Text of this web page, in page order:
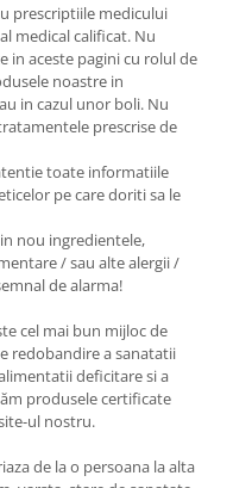
prescriptiile medicului
medical calificat. Nu
in aceste pagini cu rolul de
noastre in
in cazul unor boli. Nu
prescrise de
toate informatiile
pe care doriti sa le
nou ingredientele,
/ sau alte alergii /
de alarma!
cel mai bun mijloc de
redobandire a sanatatii
deficitare si a
produsele certificate
ul nostru.
de la o persoana la alta